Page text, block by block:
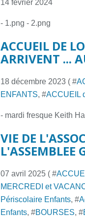
14 février 2024
- 1.png - 2.png
ACCUEIL DE
ARRIVENT ...
18 décembre 2023 ( #
ENFANTS, #ACCUEIL
- mardi fresque Keith
VIE DE
L'ASSEMBLEE
07 avril 2025 ( #
MERCREDI et
Périscolaire Enfants, #
Enfants, #BOURSES, #